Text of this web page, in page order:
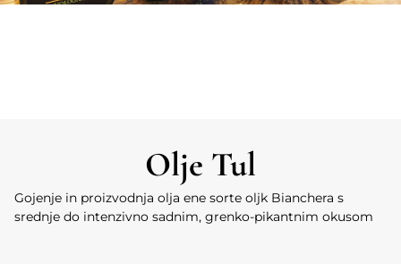
Olje Tul
Gojenje in proizvodnja olja ene sorte oljk Bianchera s
srednje do intenzivno sadnim, grenko-pikantnim okusom